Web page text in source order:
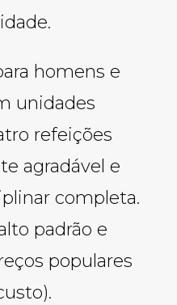
homens e
unidades
refeições
agradável e
completa.
padrão e
populares